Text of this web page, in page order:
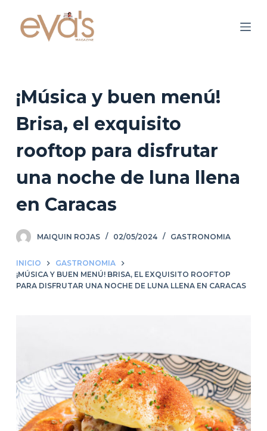
a
e
o
¡Música y buen menú!
Brisa, el exquisito
rooftop para disfrutar
una noche de luna llena
en Caracas
MAIQUIN ROJAS 02/05/2024 GASTRONOMIA
INICIO
GASTRONOMIA
¡MÚSICA Y BUEN MENÚ! BRISA, EL EXQUISITO ROOFTOP
PARA DISFRUTAR UNA NOCHE DE LUNA LLENA EN CARACAS